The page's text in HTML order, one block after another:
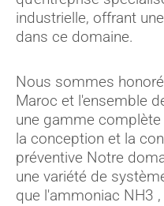
industrielle, offrant
dans ce domaine.
Nous sommes
Maroc et l'ensemble
une gamme
la conception et la
préventive Notre
une variété de
que l'ammoniac NH3 ,